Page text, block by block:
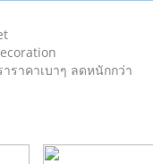
ราคาเบาๆ ลดหนักกว่า